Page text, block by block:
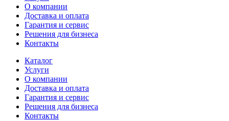
О компании
Доставка и оплата
Гарантия и сервис
Решения для бизнеса
Контакты
Каталог
Услуги
О компании
Доставка и оплата
Гарантия и сервис
Решения для бизнеса
Контакты